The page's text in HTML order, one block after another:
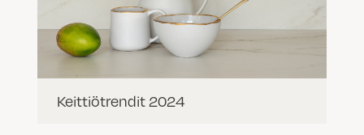
Keittiötrendit 2024